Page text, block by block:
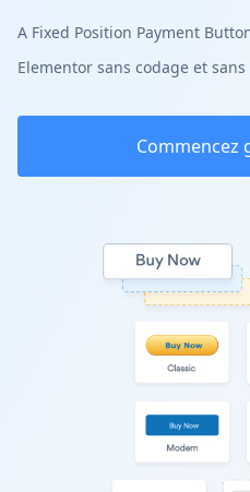
A Fixed Position Payment
Elementor sans codage et sans
Commencez